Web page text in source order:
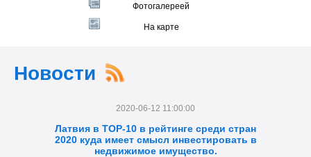
Фотогалереей
На карте
Новости
2020-06-12 11:00:00
Латвия в TOP-10 в рейтинге среди стран
2020 куда имеет смысл инвестировать в
недвижимое имущество.